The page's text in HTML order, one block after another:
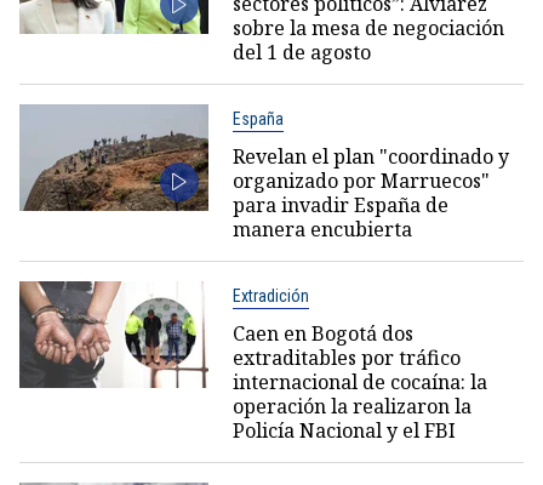
sobre la mesa de negociación
del 1 de agosto
España
Revelan el plan "coordinado y
organizado por Marruecos"
para invadir España de
manera encubierta
Extradición
Caen en Bogotá dos
extraditables por tráfico
internacional de cocaína: la
operación la realizaron la
Policía Nacional y el FBI